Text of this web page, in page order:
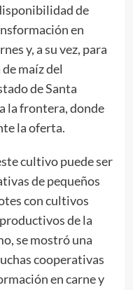
de
en
y, a su vez, para
maíz del
de Santa
la frontera, donde
la oferta.
cultivo puede ser
de pequeños
con cultivos
de la
se mostró una
cooperativas
en carne y